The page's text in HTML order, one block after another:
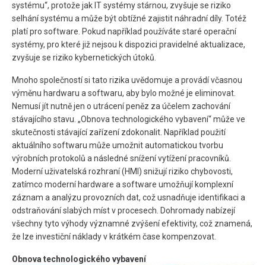
systému“, protože jak IT systémy stárnou, zvyšuje se riziko
selhání systému a může být obtížné zajistit náhradní díly. Totéž
platí pro software. Pokud například používáte staré operační
systémy, pro které již nejsou k dispozici pravidelné aktualizace,
zvyšuje se riziko kybernetických útoků.
Mnoho společností si tato rizika uvědomuje a provádí včasnou
výměnu hardwaru a softwaru, aby bylo možné je eliminovat.
Nemusí jít nutně jen o utrácení peněz za účelem zachování
stávajícího stavu. „Obnova technologického vybavení“ může ve
skutečnosti stávající zařízení zdokonalit. Například použití
aktuálního softwaru může umožnit automatickou tvorbu
výrobních protokolů a následné snížení vytížení pracovníků.
Moderní uživatelská rozhraní (HMI) snižují riziko chybovosti,
zatímco moderní hardware a software umožňují komplexní
záznam a analýzu provozních dat, což usnadňuje identifikaci a
odstraňování slabých míst v procesech. Dohromady nabízejí
všechny tyto výhody významné zvýšení efektivity, což znamená,
že lze investiční náklady v krátkém čase kompenzovat.
Obnova technologického vybavení